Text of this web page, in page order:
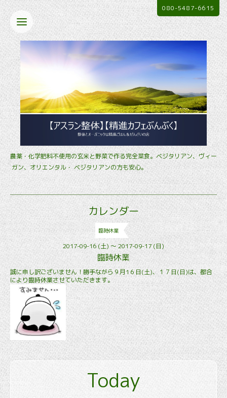
農薬・化学肥料不使用の玄米と野菜で作る完全菜食。ベジタリアン、ヴィー
ガン、オリエンタル・ ベジタリアンの方も安心。
080-5487-6615
カレンダー
臨時休業
2017-09-16 (土) ～ 2017-09-17 (日)
臨時休業
誠に申し訳ございません！勝手ながら９月1６日(土)、１７日(日)は、都合
により臨時休業させていただきます。
Today